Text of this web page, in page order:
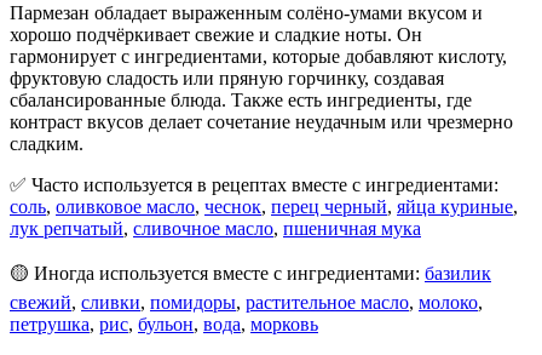
Пармезан обладает выраженным солёно-умами вкусом и
хорошо подчёркивает свежие и сладкие ноты. Он
гармонирует с ингредиентами, которые добавляют кислоту,
фруктовую сладость или пряную горчинку, создавая
сбалансированные блюда. Также есть ингредиенты, где
контраст вкусов делает сочетание неудачным или чрезмерно
сладким.
✅ Часто используется в рецептах вместе с ингредиентами:
соль, оливковое масло, чеснок, перец черный, яйца куриные,
лук репчатый, сливочное масло, пшеничная мука
🟡 Иногда используется вместе с ингредиентами: базилик
свежий, сливки, помидоры, растительное масло, молоко,
петрушка, рис, бульон, вода, морковь